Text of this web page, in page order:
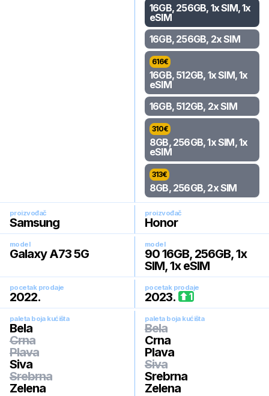
16GB, 256GB, 1x SIM, 1x
eSIM
16GB, 256GB, 2x SIM
616€
16GB, 512GB, 1x SIM, 1x
eSIM
16GB, 512GB, 2x SIM
310€
8GB, 256GB, 1x SIM, 1x
eSIM
313€
8GB, 256GB, 2x SIM
proizvođač
Samsung
proizvođač
Honor
model
Galaxy A73 5G
model
90 16GB, 256GB, 1x
SIM, 1x eSIM
pocetak prodaje
2022.
pocetak prodaje
2023. 1
paleta boja kućišta
Bela
Crna
Plava
Siva
Srebrna
Zelena
paleta boja kućišta
Bela
Crna
Plava
Siva
Srebrna
Zelena